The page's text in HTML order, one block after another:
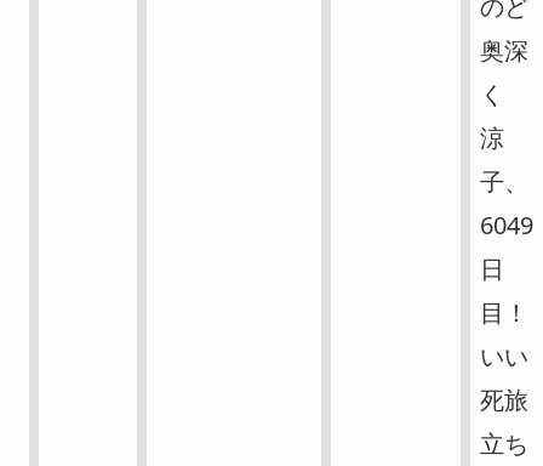
奥深
く
涼
子、
6049
日
目！
いい
死旅
立ち